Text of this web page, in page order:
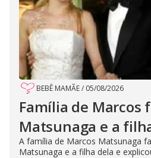
BEBÊ MAMÃE/ 05/08/2026
Família de Marcos
Matsunaga e a
A família de Marcos Matsunaga
Matsunaga e a filha dela e